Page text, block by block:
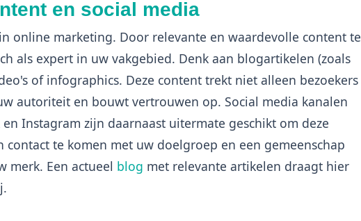
en social media
online marketing. Door relevante en waardevolle content te
als expert in uw vakgebied. Denk aan blogartikelen (zoals
of infographics. Deze content trekt niet alleen bezoekers
autoriteit en bouwt vertrouwen op. Social media kanalen
Instagram zijn daarnaast uitermate geschikt om deze
contact te komen met uw doelgroep en een gemeenschap
merk. Een actueel blog met relevante artikelen draagt hier